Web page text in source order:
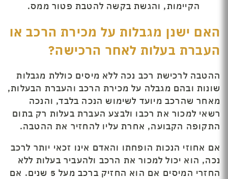
הקיימות, והגשת בקשה להטבת פטור ממס.
האם ישנן מגבלות על מכירת הרכב או
העברת בעלות לאחר הרכישה?
ההטבה לרכישת רכב נכה ללא מיסים כוללת מגבלות
שונות ובהם מגבלה על מכירת הרכב והעברת הבעלות,
מאחר שהרכב מיועד לשימוש הנכה בלבד, והנכה
רשאי למכור את רכבו ולבצע העברת בעלות רק בתום
התקופה הקבועה, אחרת עליו להחזיר את ההטבה.
אם אחוזי הנכות הופחתו והאדם אינו זכאי יותר לרכב
נכה, הוא יכול למכור את הרכב ולהעביר בעלות ללא
החזרי המיסים אם הוא החזיק ברכב מעל 5 שנים. אם